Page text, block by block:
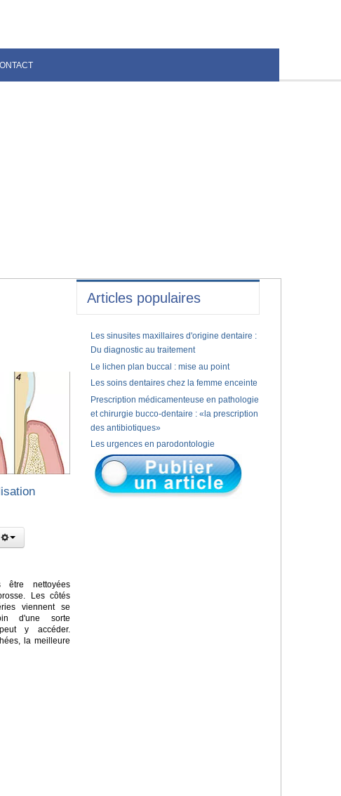
nettoyées
Les côtés
viennent se
d'une sorte
y accéder.
la meilleure
Articles populaires
Les sinusites maxillaires d'origine dentaire :
Du diagnostic au traitement
Le lichen plan buccal : mise au point
Les soins dentaires chez la femme enceinte
Prescription médicamenteuse en pathologie
et chirurgie bucco-dentaire : «la prescription
des antibiotiques»
Les urgences en parodontologie